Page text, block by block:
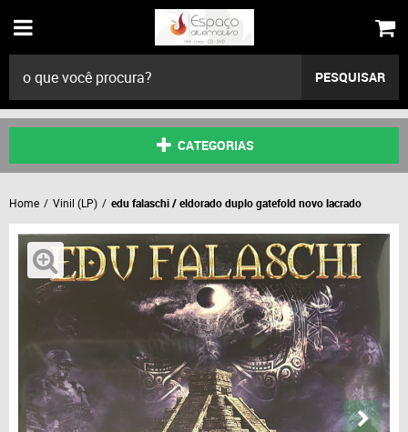
PESQUISAR
CATEGORIAS
Home Vinil (LP) edu falaschi / eldorado duplo gatefold novo lacrado